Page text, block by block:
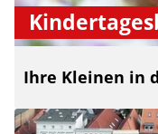
Ihre Kleinen in